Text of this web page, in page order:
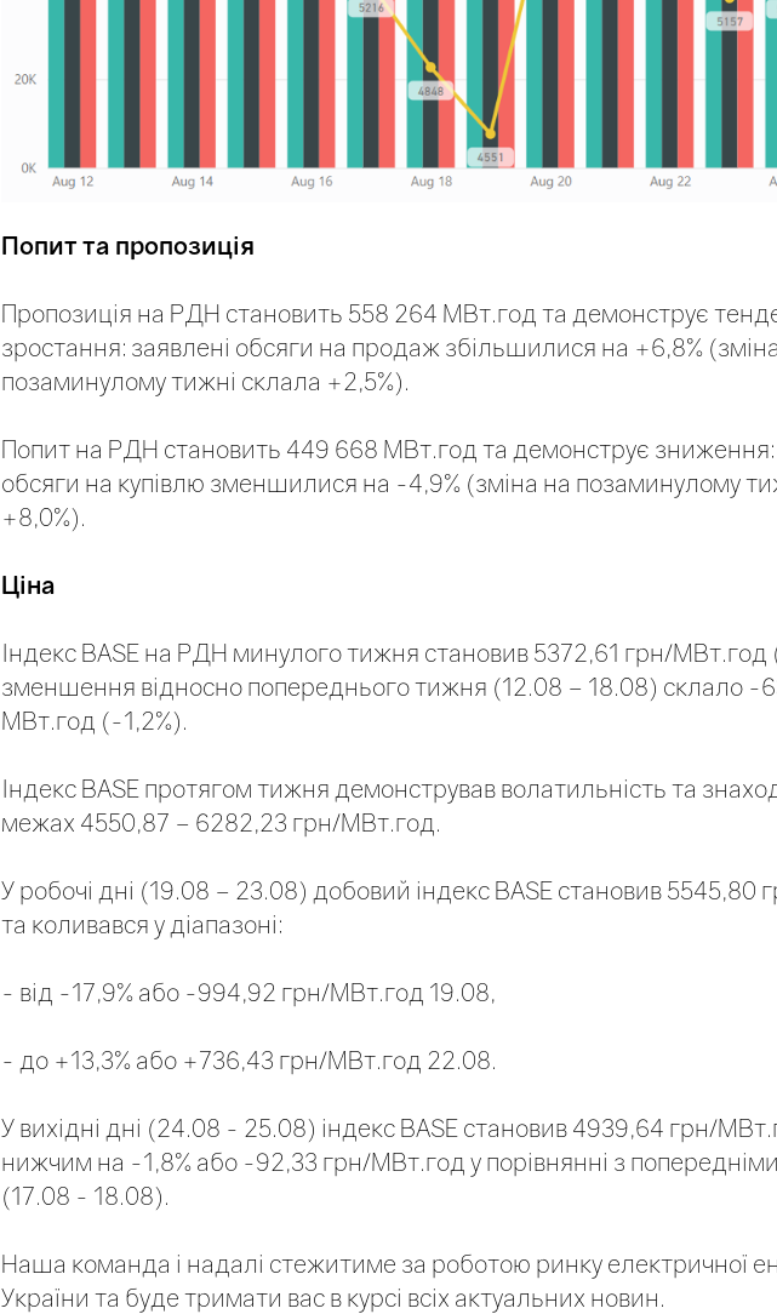
Попит та пропозиція
Пропозиція на РДН становить 558 264 МВт.год та демонструє
зростання: заявлені обсяги на продаж збільшилися на +6,8%
позаминулому тижні склала +2,5%).
Попит на РДН становить 449 668 МВт.год та демонструє зниження:
обсяги на купівлю зменшилися на -4,9% (зміна на позаминулому
+8,0%).
Ціна
Індекс BASE на РДН минулого тижня становив 5372,61 грн/
зменшення відносно попереднього тижня (12.08 – 18.08) склало -
МВт.год (-1,2%).
Індекс BASE протягом тижня демонстрував волатильність та
межах 4550,87 – 6282,23 грн/МВт.год.
У робочі дні (19.08 – 23.08) добовий індекс BASE становив 5545,80
та коливався у діапазоні:
- від -17,9% або -994,92 грн/МВт.год 19.08,
- до +13,3% або +736,43 грн/МВт.год 22.08.
У вихідні дні (24.08 - 25.08) індекс BASE становив 4939,64 грн/
нижчим на -1,8% або -92,33 грн/МВт.год у порівнянні з
(17.08 - 18.08).
Наша команда і надалі стежитиме за роботою ринку електричної
України та буде тримати вас в курсі всіх актуальних новин.